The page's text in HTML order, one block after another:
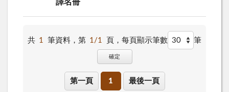
譯名冊
共 1 筆資料，第 1/1 頁， 每頁顯示筆數 筆
確定
第一頁 1 最後一頁